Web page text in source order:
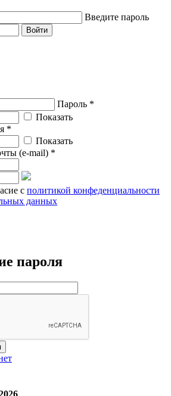
Введите пароль
Войти
Пароль *
Показать
*
Показать
(e-mail) *
с политикой конфеденциальности
данных
пароля